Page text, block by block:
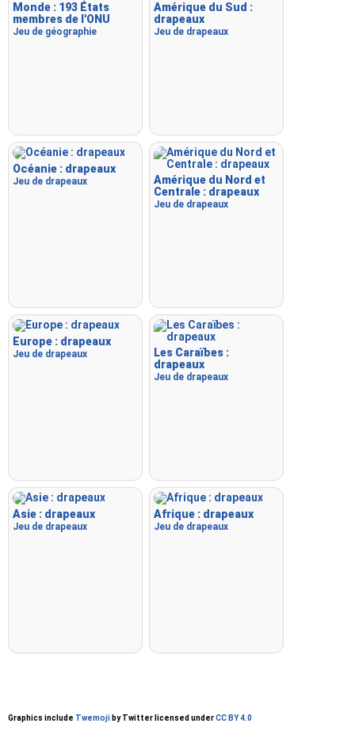
Monde : 193 États
membres de l'ONU
Jeu de géographie
Amérique du Sud :
drapeaux
Jeu de drapeaux
Océanie : drapeaux
Jeu de drapeaux
Amérique du Nord et
Centrale : drapeaux
Jeu de drapeaux
Europe : drapeaux
Jeu de drapeaux
Les Caraïbes :
drapeaux
Jeu de drapeaux
Asie : drapeaux
Jeu de drapeaux
Afrique : drapeaux
Jeu de drapeaux
Graphics include Twemoji by Twitter licensed underCC BY 4.0